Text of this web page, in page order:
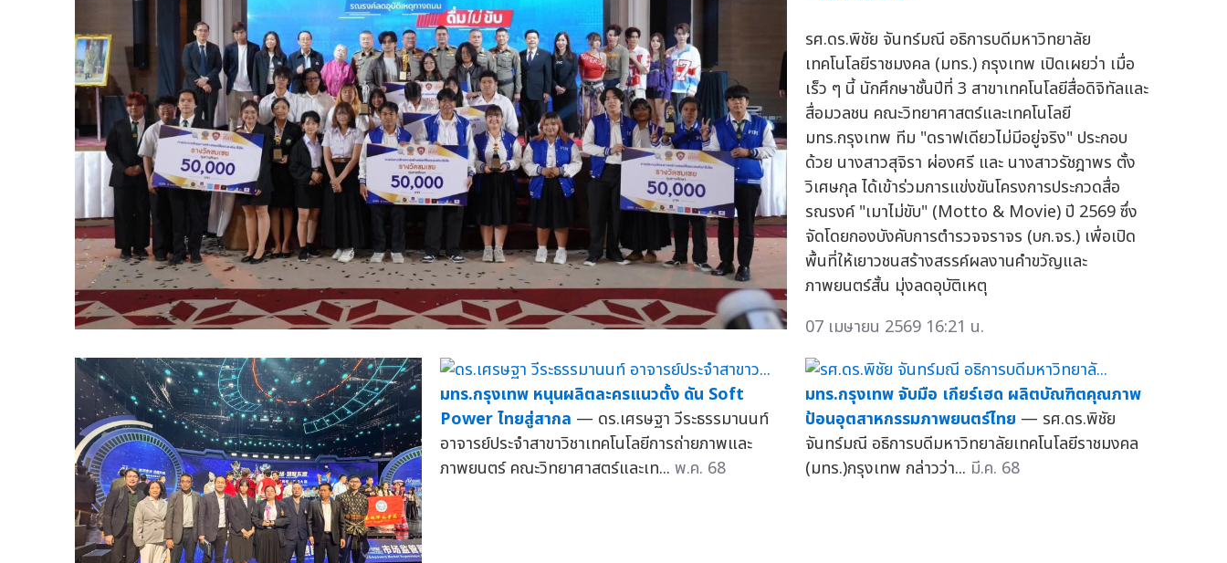
รศ.ดร.พิชัย จันทร์มณี อธิการบดีมหาวิทยาลัย
เทคโนโลยีราชมงคล (มทร.) กรุงเทพ เปิดเผยว่า เมื่อ
เร็ว ๆ นี้ นักศึกษาชั้นปีที่ 3 สาขาเทคโนโลยีสื่อดิจิทัลและ
สื่อมวลชน คณะวิทยาศาสตร์และเทคโนโลยี
มทร.กรุงเทพ ทีม "ดราฟเดียวไม่มีอยู่จริง" ประกอบ
ด้วย นางสาวสุจิรา ผ่องศรี และ นางสาวรัชฎาพร ตั้ง
วิเศษกุล ได้เข้าร่วมการแข่งขันโครงการประกวดสื่อ
รณรงค์ "เมาไม่ขับ" (Motto & Movie) ปี 2569 ซึ่ง
จัดโดยกองบังคับการตำรวจจราจร (บก.จร.) เพื่อเปิด
พื้นที่ให้เยาวชนสร้างสรรค์ผลงานคำขวัญและ
ภาพยนตร์สั้น มุ่งลดอุบัติเหตุ
07 เมษายน 2569 16:21 น.
มทร.กรุงเทพ หนุนผลิตละครแนวตั้ง ดัน Soft
Power ไทยสู่สากล — ดร.เศรษฐา วีระธรรมานนท์
อาจารย์ประจำสาขาวิชาเทคโนโลยีการถ่ายภาพและ
ภาพยนตร์ คณะวิทยาศาสตร์และเท... พ.ค. 68
มทร.กรุงเทพ จับมือ เกียร์เฮด ผลิตบัณฑิตคุณภาพ
ป้อนอุตสาหกรรมภาพยนตร์ไทย — รศ.ดร.พิชัย
จันทร์มณี อธิการบดีมหาวิทยาลัยเทคโนโลยีราชมงคล
(มทร.)กรุงเทพ กล่าวว่า... มี.ค. 68